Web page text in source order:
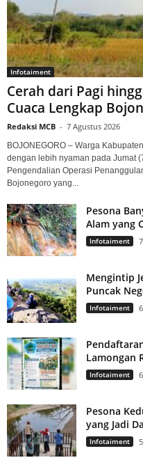
Infotaiment
Cerah dari Pagi
Cuaca Lengkap
Redaksi MCB - 7 Agustus 2026
BOJONEGORO – Warga
dengan lebih nyaman pada Jumat
Pengendalian Operasi
Bojonegoro yang...
Pesona
Alam yang
Infotaiment
Mengintip
Puncak
Infotaiment
Lamongan
Infotaiment
Pesona
yang Jadi
Infotaiment